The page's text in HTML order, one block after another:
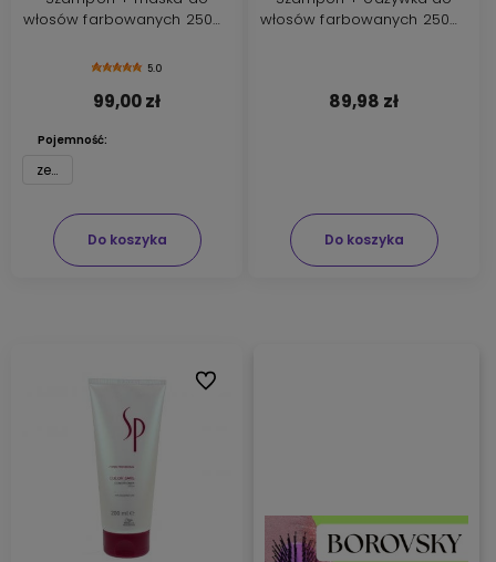
włosów farbowanych 250ml
5.0
99,00 zł
Pojemność:
zestaw
Do koszyka
włosów farbowanych 250ml
89,98 zł
Do koszyka
Do ulubionych